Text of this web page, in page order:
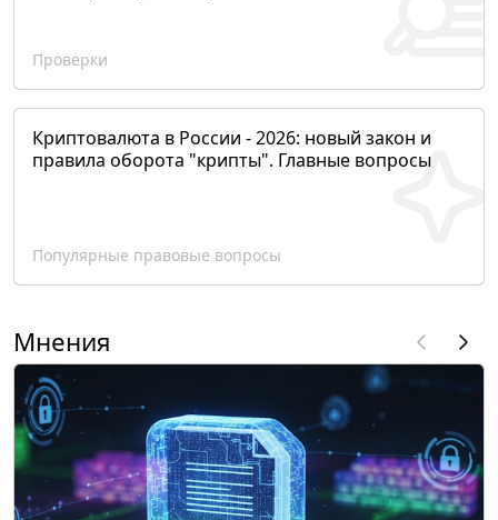
Проверки
Криптовалюта в России - 2026: новый закон и
правила оборота "крипты". Главные вопросы
Популярные правовые вопросы
Мнения